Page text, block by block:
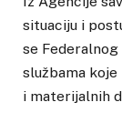
situaciju i
se
službama
i materijalnih